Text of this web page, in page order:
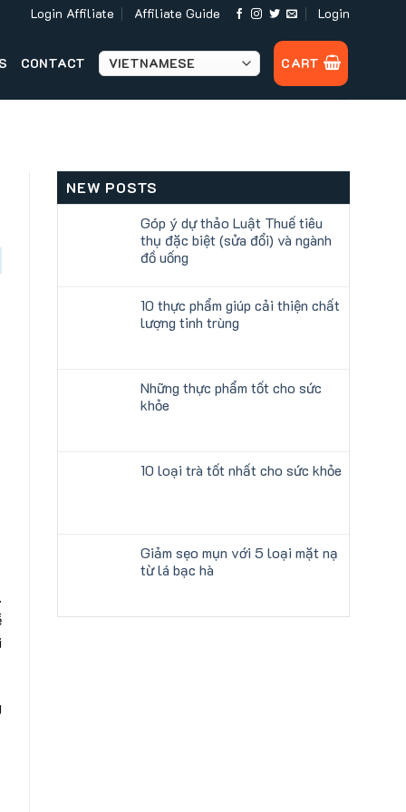
Login Affiliate Affiliate Guide Login
CONTACT CART
NEW POSTS
Góp ý dự thảo Luật Thuế tiêu
thụ đặc biệt (sửa đổi) và ngành
đồ uống
10 thực phẩm giúp cải thiện chất
lượng tinh trùng
Những thực phẩm tốt cho sức
khỏe
10 loại trà tốt nhất cho sức khỏe
Giảm sẹo mụn với 5 loại mặt nạ
từ lá bạc hà